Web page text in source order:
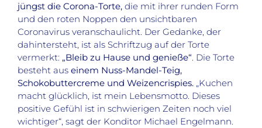
jüngst die Corona-Torte, die mit ihrer runden Form
und den roten Noppen den unsichtbaren
Coronavirus veranschaulicht. Der Gedanke, der
dahintersteht, ist als Schriftzug auf der Torte
vermerkt: „Bleib zu Hause und genieße“. Die Torte
besteht aus einem Nuss-Mandel-Teig,
Schokobuttercreme und Weizencrispies. „Kuchen
macht glücklich, ist mein Lebensmotto. Dieses
positive Gefühl ist in schwierigen Zeiten noch viel
wichtiger“, sagt der Konditor Michael Engelmann.